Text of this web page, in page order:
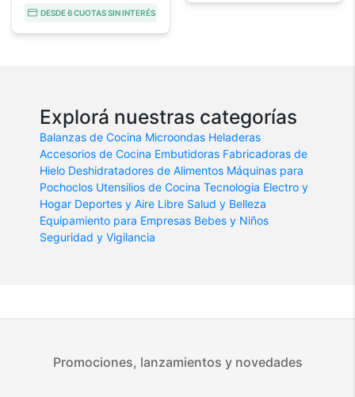
DESDE 6 CUOTAS SIN INTERÉS
Explorá nuestras categorías
Balanzas de Cocina Microondas Heladeras
Accesorios de Cocina Embutidoras Fabricadoras de
Hielo Deshidratadores de Alimentos Máquinas para
Pochoclos Utensilios de Cocina Tecnologia Electro y
Hogar Deportes y Aire Libre Salud y Belleza
Equipamiento para Empresas Bebes y Niños
Seguridad y Vigilancia
Promociones, lanzamientos y novedades